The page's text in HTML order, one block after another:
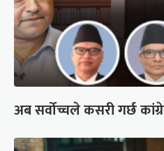
अब सर्वोच्चले कसरी गर्छ